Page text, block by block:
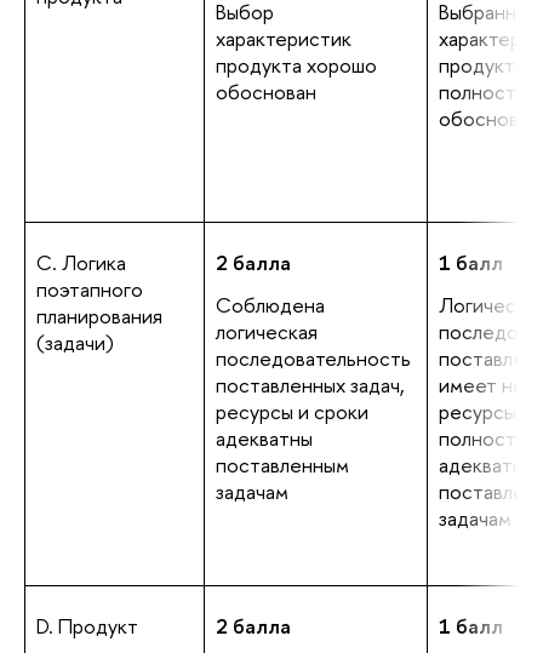
Выбор
характеристик
продукта хорошо
обоснован
Выбранные
продукта
полностью
С. Логика
поэтапного
планирования
(задачи)
2 балла
Соблюдена
логическая
последовательность
поставленных задач,
ресурсы и сроки
адекватны
поставленным
задачам
1 балл
имеет
ресурсы и
полностью
адекватны
задачам
D. Продукт
2 балла
1 балл